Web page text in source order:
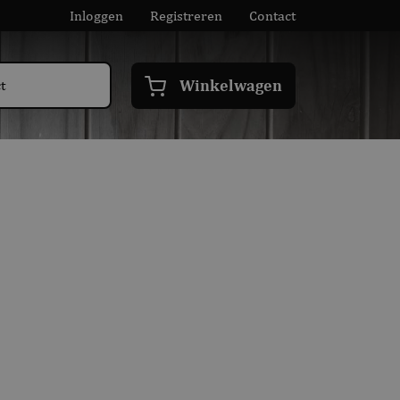
Inloggen Registreren Contact
Winkelwagen